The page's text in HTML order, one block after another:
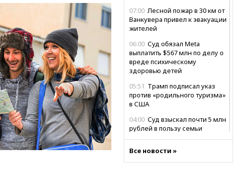
07:00 Лесной пожар в 30 км от
Ванкувера привел к эвакуации
жителей
06:00 Суд обязал Meta
выплатить $567 млн по делу о
вреде психическому
здоровью детей
05:51 Трамп подписал указ
против «родильного туризма»
в США
04:00 Суд взыскал почти 5 млн
рублей в пользу семьи
03:00МИД РФ: попытки Запада
Все новости »